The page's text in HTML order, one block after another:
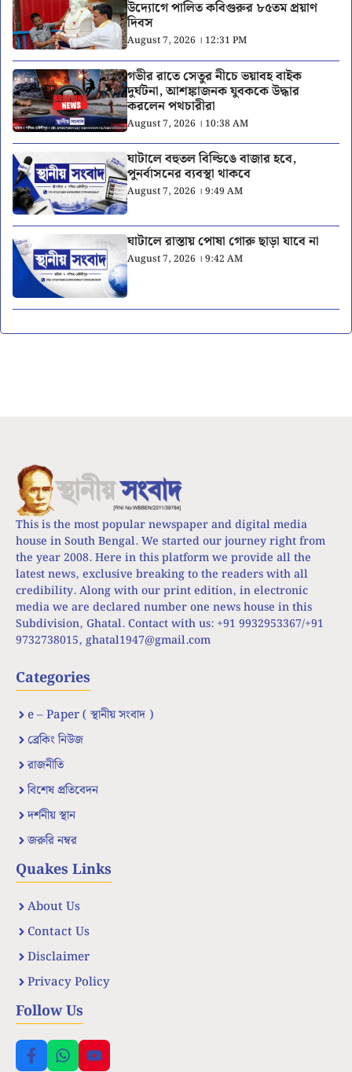
উদ্যোগে পালিত কবিগুরুর ৮৫তম প্রয়াণ
দিবস
August 7, 2026 । 12:31 PM
গভীর রাতে সেতুর নীচে ভয়াবহ বাইক
দুর্ঘটনা, আশঙ্কাজনক যুবককে উদ্ধার
করলেন পথচারীরা
August 7, 2026 । 10:38 AM
ঘাটালে বহুতল বিল্ডিঙে বাজার হবে,
পুনর্বাসনের ব্যবস্থা থাকবে
August 7, 2026 । 9:49 AM
ঘাটালে রাস্তায় পোষা গোরু ছাড়া যাবে না
August 7, 2026 । 9:42 AM
This is the most popular newspaper and digital media
house in South Bengal. We started our journey right from
the year 2008. Here in this platform we provide all the
latest news, exclusive breaking to the readers with all
credibility. Along with our print edition, in electronic
media we are declared number one news house in this
Subdivision, Ghatal. Contact with us: +91 9932953367/+91
9732738015, ghatal1947@gmail.com
Categories
e – Paper ( স্থানীয় সংবাদ )
ব্রেকিং নিউজ
রাজনীতি
বিশেষ প্রতিবেদন
দর্শনীয় স্থান
জরুরি নম্বর
Quakes Links
About Us
Contact Us
Disclaimer
Privacy Policy
Follow Us